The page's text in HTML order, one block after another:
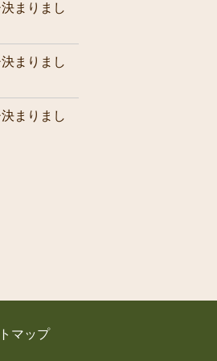
まりまし
まりまし
まりまし
マップ